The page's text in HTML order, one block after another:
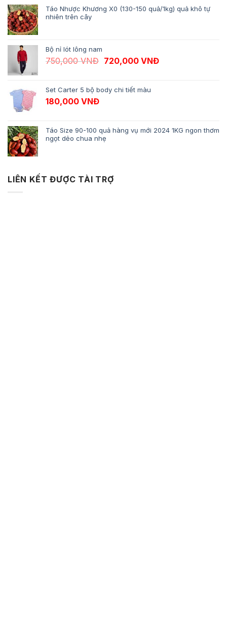
Táo Nhược Khương X0 (130-150 quả/1kg) quả khô tự
nhiên trên cây
Bộ nỉ lót lông nam
750,000VNĐ Giá gốc là: 750,000 VNĐ.
720,000 VNĐGiá hiện tại là:
Set Carter 5 bộ body chi tiết màu
180,000 VNĐ
Táo Size 90-100 quả hàng vụ mới 2024 1KG ngon thơm
ngọt dẻo chua nhẹ
LIÊN KẾT ĐƯỢC TÀI TRỢ